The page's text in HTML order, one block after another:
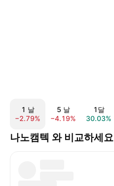
1 날
−2.79%
5 날
−4.19%
1달
30.03%
나노캠텍 와 비교하세요